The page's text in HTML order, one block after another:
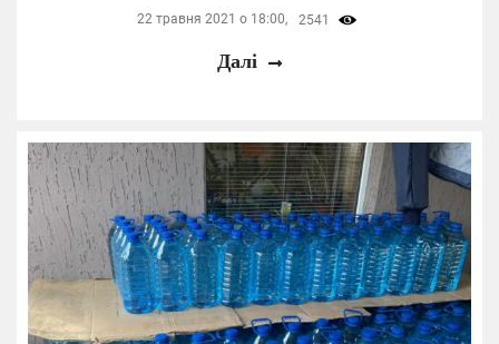
22 травня 2021 о 18:00, 2541
Далі